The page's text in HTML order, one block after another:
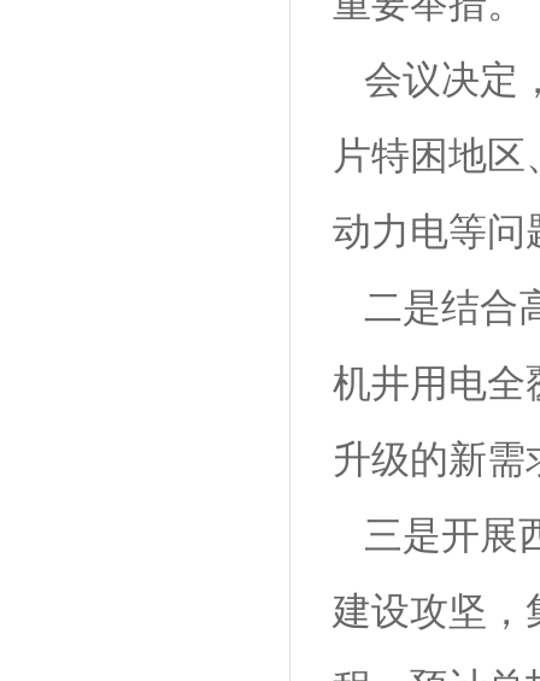
会议决定，
片特困地
动力电等问
二是结合
机井用电全
升级
三是开展
建设攻坚，